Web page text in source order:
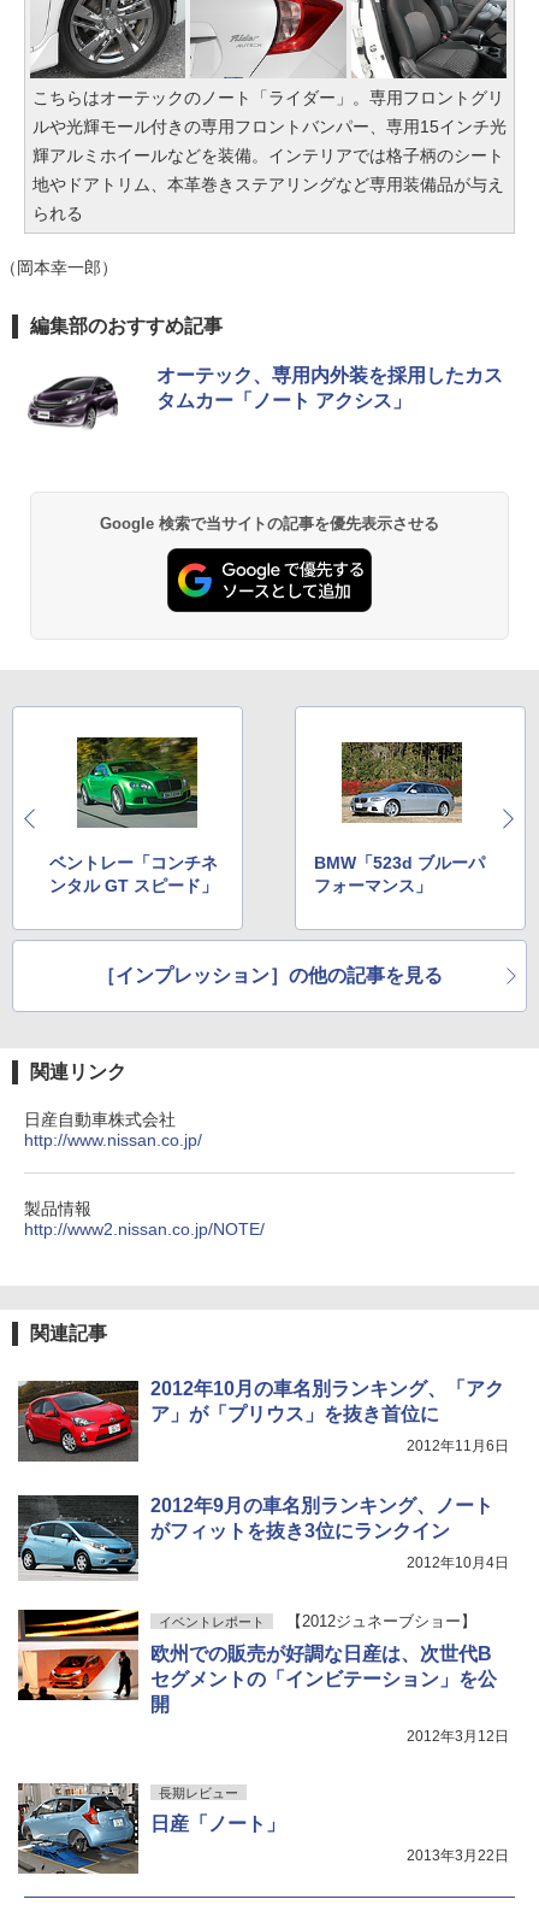
こちらはオーテックのノート「ライダー」。専用フロントグリ
ルや光輝モール付きの専用フロントバンパー、専用15インチ光
輝アルミホイールなどを装備。インテリアでは格子柄のシート
地やドアトリム、本革巻きステアリングなど専用装備品が与え
られる
（岡本幸一郎）
編集部のおすすめ記事
オーテック、専用内外装を採用したカス
タムカー「ノート アクシス」
Google 検索で当サイトの記事を優先表示させる
ベントレー「コンチネ
ンタル GT スピード」
BMW「523d ブルーパ
フォーマンス」
［インプレッション］の他の記事を見る
関連リンク
日産自動車株式会社
http://www.nissan.co.jp/
製品情報
http://www2.nissan.co.jp/NOTE/
関連記事
2012年10月の車名別ランキング、「アク
ア」が「プリウス」を抜き首位に
2012年11月6日
2012年9月の車名別ランキング、ノート
がフィットを抜き3位にランクイン
2012年10月4日
イベントレポート 【2012ジュネーブショー】
欧州での販売が好調な日産は、次世代B
セグメントの「インビテーション」を公
開
2012年3月12日
長期レビュー
日産「ノート」
2013年3月22日